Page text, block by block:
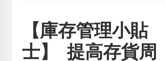
【庫存管理小貼
士】 提高存貨周